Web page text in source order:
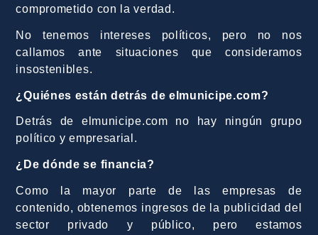
comprometido con la verdad.
No tenemos intereses políticos, pero no nos
callamos ante situaciones que consideramos
insostenibles.
¿Quiénes están detrás de elmunicipe.com?
Detrás de elmunicipe.com no hay ningún grupo
político y empresarial.
¿De dónde se financia?
Como la mayor parte de las empresas de
contenido, obtenemos ingresos de la publicidad del
sector privado y público, pero estamos